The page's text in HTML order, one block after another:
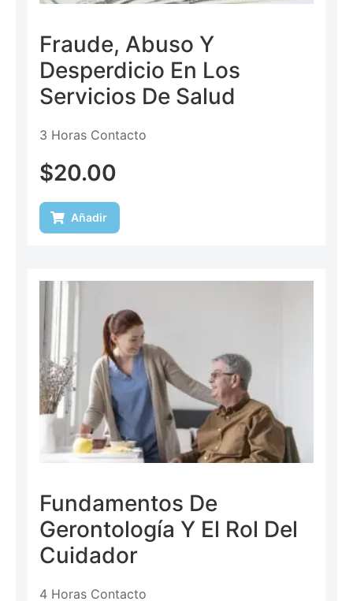
Fraude, Abuso Y
Desperdicio En Los
Servicios De Salud
3 Horas Contacto
$20.00
Añadir
Fundamentos De
Gerontología Y El Rol Del
Cuidador
4 Horas Contacto